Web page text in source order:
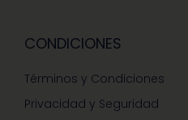
CONDICIONES
Términos y Condiciones
Privacidad y Seguridad